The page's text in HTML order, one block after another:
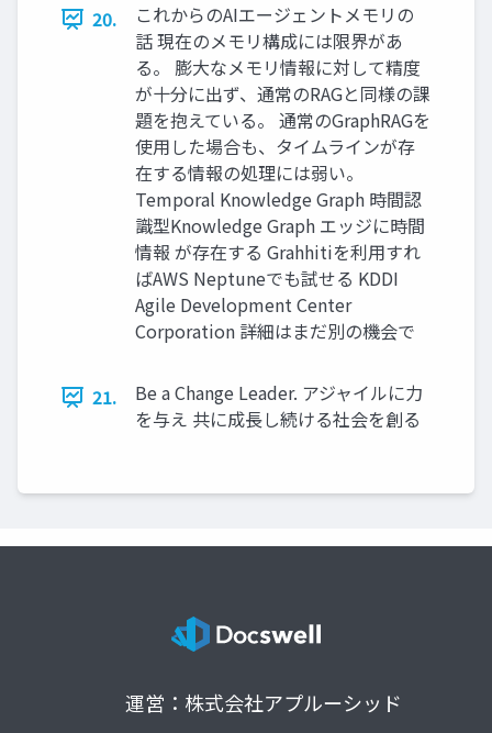
20.
これからのAIエージェントメモリの
話 現在のメモリ構成には限界があ
る。 膨大なメモリ情報に対して精度
が十分に出ず、通常のRAGと同様の課
題を抱えている。 通常のGraphRAGを
使用した場合も、タイムラインが存
在する情報の処理には弱い。
Temporal Knowledge Graph 時間認
識型Knowledge Graph エッジに時間
情報 が存在する Grahhitiを利用すれ
ばAWS Neptuneでも試せる KDDI
Agile Development Center
Corporation 詳細はまだ別の機会で
21.
Be a Change Leader. アジャイルに力
を与え 共に成長し続ける社会を創る
運営：株式会社アプルーシッド